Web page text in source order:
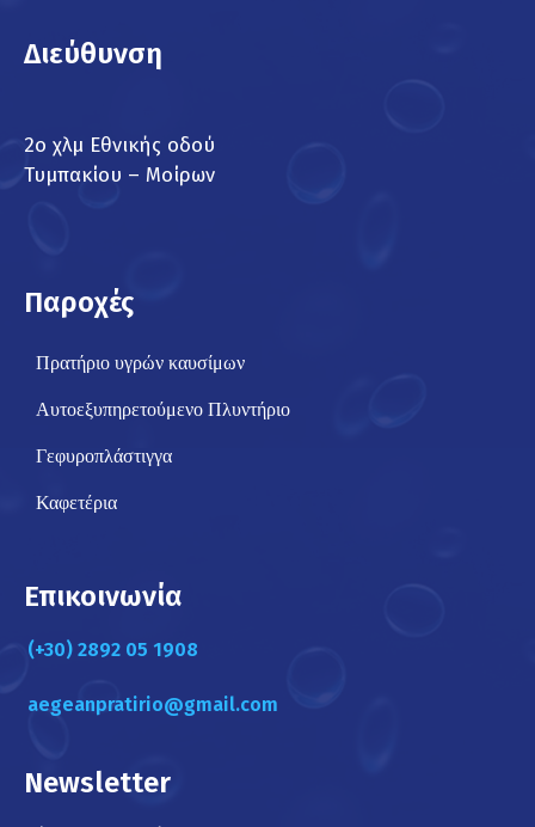
Διεύθυνση
2ο χλμ Εθνικής οδού
Τυμπακίου – Μοίρων
Παροχές
Πρατήριο υγρών καυσίμων
Αυτοεξυπηρετούμενο Πλυντήριο
Γεφυροπλάστιγγα
Καφετέρια
Επικοινωνία
(+30) 2892 05 1908
aegeanpratirio@gmail.com
Newsletter